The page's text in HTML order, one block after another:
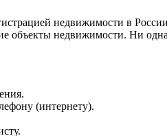
недвижимости в
объекты недвижимости. Ни
(интернету).